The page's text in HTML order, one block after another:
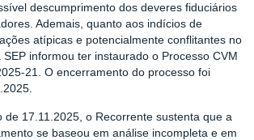
descumprimento dos deveres fiduciários
Ademais, quanto aos indícios de
atípicas e potencialmente conflitantes no
informou ter instaurado o Processo CVM
21. O encerramento do processo foi
de 17.11.2025, o Recorrente sustenta que a
se baseou em análise incompleta e em